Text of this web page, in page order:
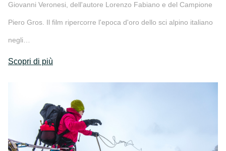
Giovanni Veronesi, dell'autore Lorenzo Fabiano e del Campione
Piero Gros. Il film ripercorre l'epoca d'oro dello sci alpino italiano
negli…
Scopri di più